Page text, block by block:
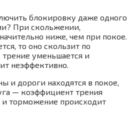
блокировку даже одного
При скольжении,
ниже, чем при покое.
то оно скользит по
уменьшается и
неэффективно.
и дороги находятся в покое,
— коэффициент трения
торможение происходит